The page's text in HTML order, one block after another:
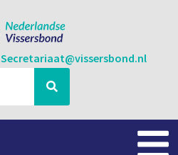
Secretariaat@vissersbond.nl